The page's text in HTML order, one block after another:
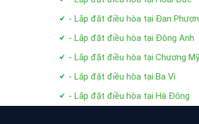
- Lắp đặt điều hòa tại Đan
- Lắp đặt điều hòa tại Đông Anh
- Lắp đặt điều hòa tại Chương Mỹ
- Lắp đặt điều hòa tại Ba Vì
- Lắp đặt điều hòa tại Hà Đông